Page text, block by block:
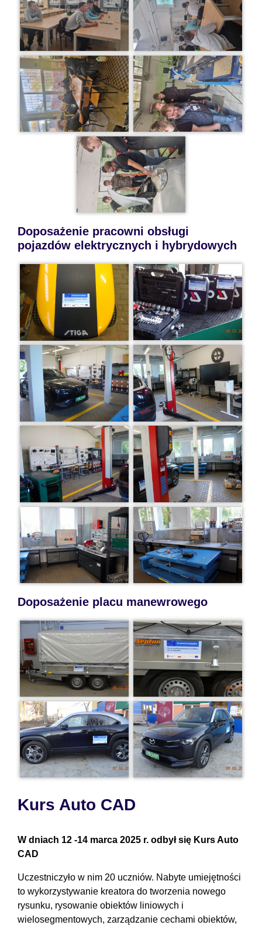
Doposażenie pracowni obsługi
pojazdów elektrycznych i hybrydowych
Doposażenie placu manewrowego
Kurs Auto CAD
W dniach 12 -14 marca 2025 r. odbył się Kurs Auto
CAD
Uczestniczyło w nim 20 uczniów. Nabyte umiejętności
to wykorzystywanie kreatora do tworzenia nowego
rysunku, rysowanie obiektów liniowych i
wielosegmentowych, zarządzanie cechami obiektów,